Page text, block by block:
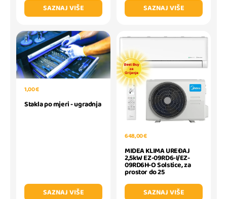
SAZNAJ VIŠE
SAZNAJ VIŠE
1,00 €
Stakla po mjeri - ugradnja
SAZNAJ VIŠE
648,00 €
MIDEA KLIMA UREĐAJ
2,5kW EZ-09RD6-I/EZ-
09RD6H-O Solstice, za
prostor do 25
SAZNAJ VIŠE